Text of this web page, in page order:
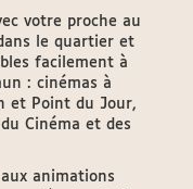
votre proche au
le quartier et
facilement à
: cinémas à
et Point du Jour,
Cinéma et des
animations